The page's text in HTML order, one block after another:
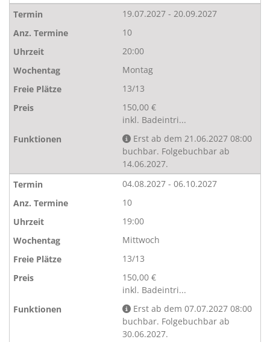
19.07.2027 - 20.09.2027
10
20:00
Montag
13/13
150,00 €
inkl. Badeintri...
Erst ab dem 21.06.2027 08:00
buchbar. Folgebuchbar ab
14.06.2027.
04.08.2027 - 06.10.2027
10
19:00
Mittwoch
13/13
150,00 €
inkl. Badeintri...
Erst ab dem 07.07.2027 08:00
buchbar. Folgebuchbar ab
30.06.2027.